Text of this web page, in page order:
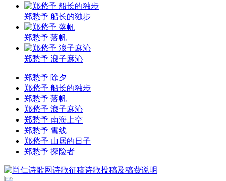
郑愁予 船长的独步
郑愁予 落帆
郑愁予 浪子麻沁
郑愁予 除夕
郑愁予 船长的独步
郑愁予 落帆
郑愁予 浪子麻沁
郑愁予 南海上空
郑愁予 雪线
郑愁予 山居的日子
郑愁予 探险者